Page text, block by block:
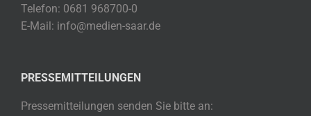
Telefon: 0681 968700-0
E-Mail: info@medien-saar.de
PRESSEMITTEILUNGEN
Pressemitteilungen senden Sie bitte an: